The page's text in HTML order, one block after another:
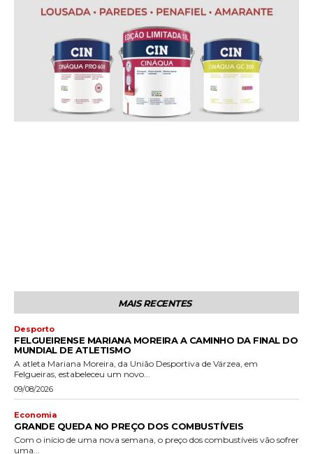
MAIS RECENTES
Desporto
FELGUEIRENSE MARIANA MOREIRA A CAMINHO DA FINAL DO
MUNDIAL DE ATLETISMO
A atleta Mariana Moreira, da União Desportiva de Várzea, em
Felgueiras, estabeleceu um novo...
09/08/2026
Economia
GRANDE QUEDA NO PREÇO DOS COMBUSTÍVEIS
Com o início de uma nova semana, o preço dos combustíveis vão sofrer
uma...